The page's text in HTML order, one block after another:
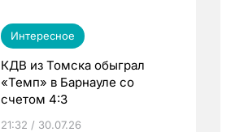
Интересное
КДВ из Томска обыграл
«Темп» в Барнауле со
счетом 4:3
21:32 / 30.07.26